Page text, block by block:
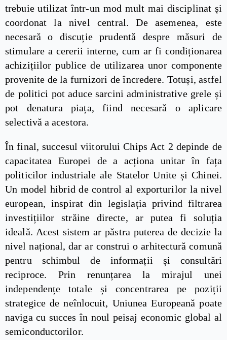
trebuie utilizat într-un mod mult mai disciplinat și
coordonat la nivel central. De asemenea, este
necesară o discuție prudentă despre măsuri de
stimulare a cererii interne, cum ar fi condiționarea
achizițiilor publice de utilizarea unor componente
provenite de la furnizori de încredere. Totuși, astfel
de politici pot aduce sarcini administrative grele și
pot denatura piața, fiind necesară o aplicare
selectivă a acestora.
În final, succesul viitorului Chips Act 2 depinde de
capacitatea Europei de a acționa unitar în fața
politicilor industriale ale Statelor Unite și Chinei.
Un model hibrid de control al exporturilor la nivel
european, inspirat din legislația privind filtrarea
investițiilor străine directe, ar putea fi soluția
ideală. Acest sistem ar păstra puterea de decizie la
nivel național, dar ar construi o arhitectură comună
pentru schimbul de informații și consultări
reciproce. Prin renunțarea la mirajul unei
independențe totale și concentrarea pe poziții
strategice de neînlocuit, Uniunea Europeană poate
naviga cu succes în noul peisaj economic global al
semiconductorilor.